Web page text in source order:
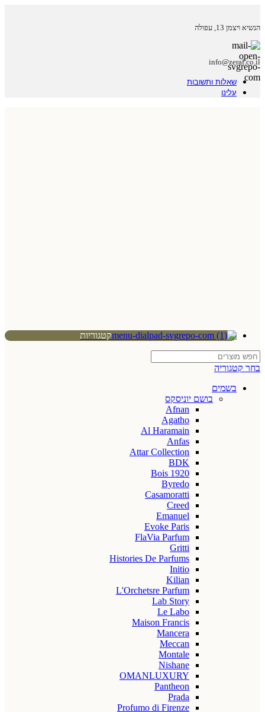
הנשיא ויצמן 13, עפולה
info@zeraf.co.il
שאלות ותשובות
עלינו
קטגוריות
בחר קטגוריה
בשמים
בושם יוניסקס
Afnan
Agatho
Al Haramain
Anfas
Attar Collection
BDK
Bois 1920
Byredo
Casamoratti
Creed
Emanuel
Evoke Paris
FlaVia Parfum
Gritti
Histories De Parfums
Initio
Kilian
L'Orchetsre Parfum
Lab Story
Le Labo
Maison Francis
Mancera
Meccan
Montale
Nishane
OMANLUXURY
Pantheon
Prada
Profumo di Firenze